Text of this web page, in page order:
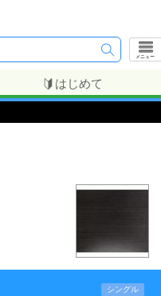
メニュー
はじめて
シングル